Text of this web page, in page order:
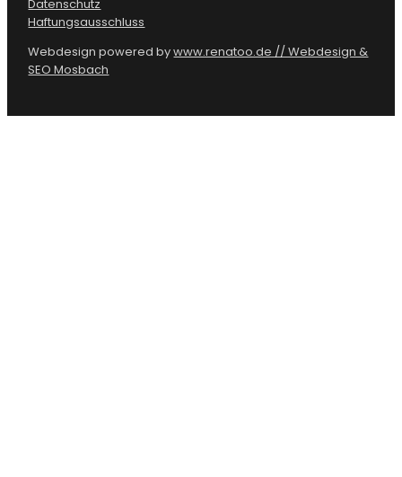
Datenschutz
Haftungsausschluss
Webdesign powered bywww.renatoo.de // Webdesign &
SEO Mosbach